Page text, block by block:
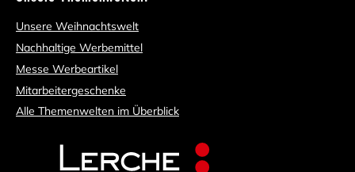
Messe Werbeartikel
Mitarbeitergeschenke
Alle Themenwelten im Überblick